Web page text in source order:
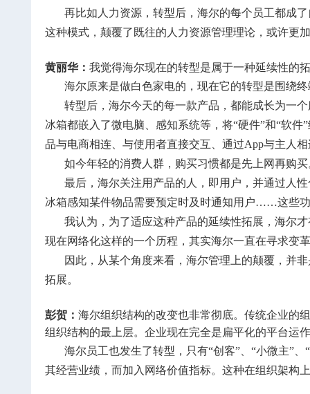
再比如人力资源，转型后，海尔的每个员工都成
这种模式，颠覆了既往的人力资源管理理论，或许更
黄丽华： 我觉得海尔现在的转型是属于一种延续性的
海尔原来是做白色家电的，现在它的转型是围绕
转型后，海尔今天的每一款产品，都能成长为一
冰箱都嵌入了微电脑、感知系统等，将“硬件”和“软
品与电商相连、与使用者直接交互、通过App与主人
如今年轻的消费人群，购买习惯都是先上网再购
最后，海尔关注用产品的人，即用户，并通过人
冰箱感知某件物品需要预定时及时通知用户……这些
我认为，为了适应这种产品的延续性拓展，海尔
现在网络化这样的一个历程，其实海尔一直在寻求变
因此，从某个角度来看，海尔管理上的颠覆，并
拓展。
彭贺： 海尔组织结构的改变也非常彻底。传统企业的
组织结构的最上层。企业现在完全是扁平化的平台运
海尔员工也发生了转型，只有“创客”、“小微主”
其经营业绩，而加入网络价值指标。这种在组织架构